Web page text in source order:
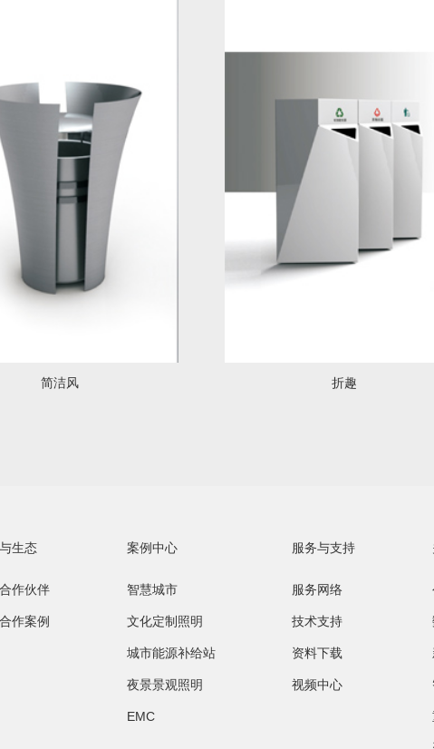
生态合作伙伴
定制照明 夜景景观照明
简洁风 折趣
生态
作伙伴
作案例
案例中心
智慧城市
文化定制照明
城市能源补给站
夜景景观照明
EMC
服务与支持
服务网络
技术支持
资料下载
视频中心